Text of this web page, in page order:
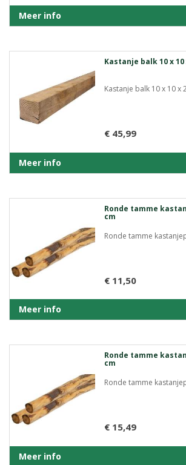
Meer info
Kastanje balk 10 x 10
Kastanje balk 10 x 10 x
€ 45,99
Meer info
Ronde tamme
cm
Ronde tamme
€ 11,50
Meer info
Ronde tamme
cm
Ronde tamme
€ 15,49
Meer info